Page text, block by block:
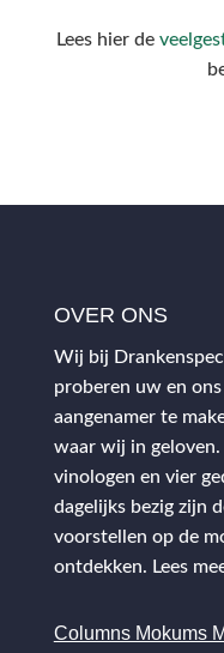
Lees hier de
OVER ONS
Wij bij
proberen uw en
aangenamer te
waar wij in
vinologen en vier
dagelijks bezig zijn
voorstellen op de
ontdekken. Lees
Columns Mokums